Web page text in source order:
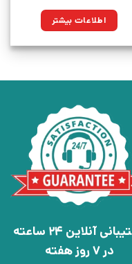
اطلاعات بیشتر
پشتیبانی آنلاین 24 ساعته
در 7 روز هفته